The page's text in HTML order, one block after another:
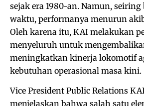
sejak era 1980-an. Namun,
waktu, performanya menurun
Oleh karena itu, KAI melakukan
menyeluruh untuk
meningkatkan kinerja lokomotif
kebutuhan operasional masa kini.
Vice President Public Relations
menjelaskan bahwa salah satu